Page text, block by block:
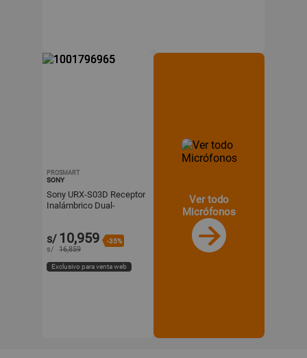
PROSMART
SONY
Sony URX-S03D Receptor
Inalámbrico Dual-
Divers
s/ 10,959 -35%
s/ 16,859
Exclusivo para venta web
Ver todo
Micrófonos